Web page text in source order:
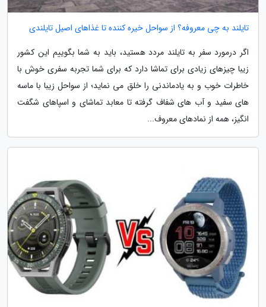
تایلند به چی معروفه؟ از سواحل خیره کننده تا غذاهای اصیل تایلندی
اگر درمورد سفر به تایلند مردد هستید، باید به شما بگوییم این کشور
زیبا چیزهای زیادی برای تماشا دارد که برای شما تجربه سفری خوش با
خاطرات خوب و به یادماندنی را خلق می نماید؛ از سواحل زیبا با ماسه
های سفید و آب های شفاف گرفته تا معابد تماشای و اسپاهای شگفت
انگیز، همه از نمادهای معروف...